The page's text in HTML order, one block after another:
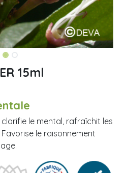
15ml
le mental, rafraîchit les
le raisonnement